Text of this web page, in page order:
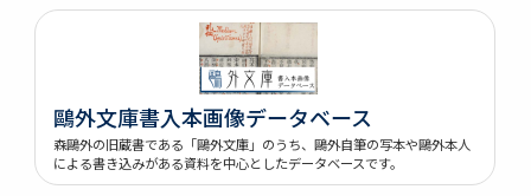
鷗外文庫書入本画像データベース
森鷗外の旧蔵書である「鷗外文庫」のうち、鷗外自筆の写本や鷗外本人
による書き込みがある資料を中心としたデータベースです。